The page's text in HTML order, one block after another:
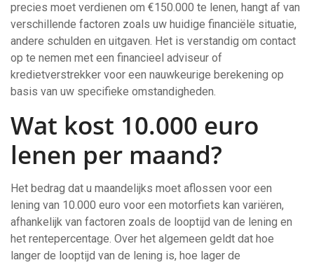
precies moet verdienen om €150.000 te lenen, hangt af van
verschillende factoren zoals uw huidige financiële situatie,
andere schulden en uitgaven. Het is verstandig om contact
op te nemen met een financieel adviseur of
kredietverstrekker voor een nauwkeurige berekening op
basis van uw specifieke omstandigheden.
Wat kost 10.000 euro
lenen per maand?
Het bedrag dat u maandelijks moet aflossen voor een
lening van 10.000 euro voor een motorfiets kan variëren,
afhankelijk van factoren zoals de looptijd van de lening en
het rentepercentage. Over het algemeen geldt dat hoe
langer de looptijd van de lening is, hoe lager de